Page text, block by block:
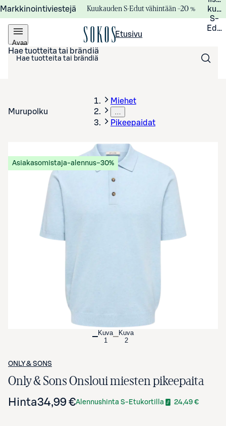
Markkinointiviestejä Kuukauden S-Edut vähintään –20 %
S-
Avaa
valikko
Etusivu
Hae tuotteita tai brändiä
Murupolku
Miehet
…
Pikeepaidat
Asiakasomistaja-alennus−30%
Kuva
1
Kuva
2
ONLY & SONS
Only & Sons Onsloui miesten pikeepaita
Hinta34,99 €Alennushinta S-Etukortilla 24,49 €